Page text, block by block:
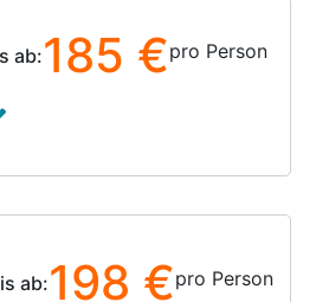
ab:185 €pro Person
ab:198 €pro Person